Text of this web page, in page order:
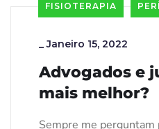
FISIOTERAPIA
_Janeiro 15, 2022
Advogados e
mais melhor?
Sempre me perguntam